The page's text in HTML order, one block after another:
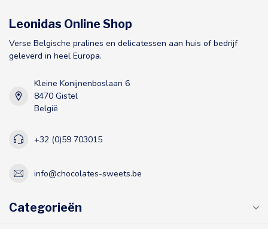
Leonidas Online Shop
Verse Belgische pralines en delicatessen aan huis of bedrijf
geleverd in heel Europa.
Kleine Konijnenboslaan 6
8470 Gistel
België
+32 (0)59 703015
info@chocolates-sweets.be
Categorieën